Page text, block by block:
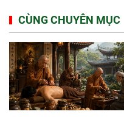
CÙNG CHUYÊN MỤC